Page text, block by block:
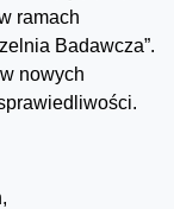
ramach
Badawcza”.
nowych